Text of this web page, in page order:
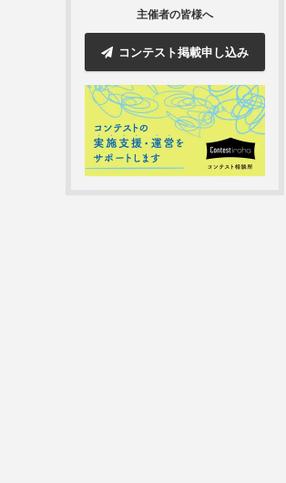
主催者の皆様へ
コンテスト掲載申し込み